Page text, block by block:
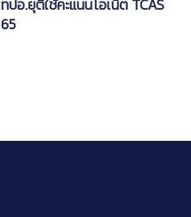
ทปอ.ยุติใช้คะแนนโอเน็ต TCAS
65